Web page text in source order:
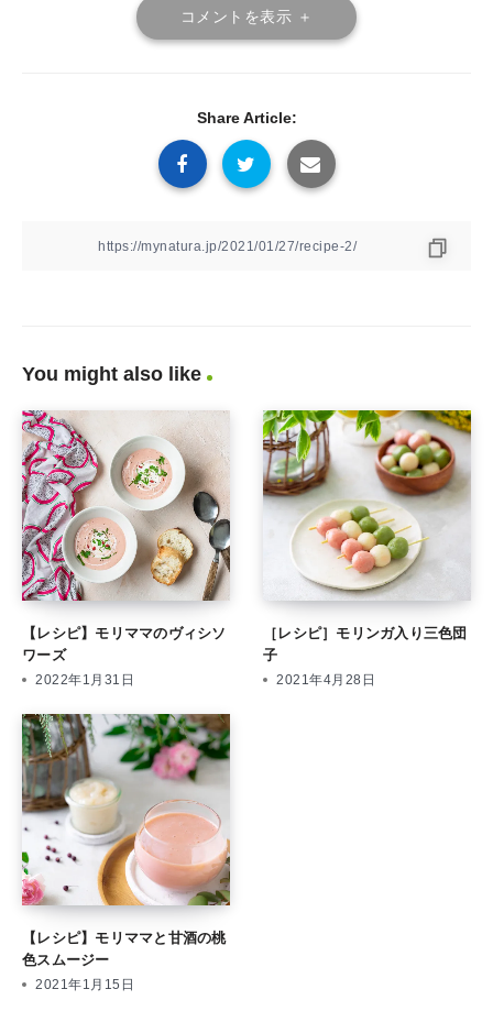
コメントを表示 ＋
Share Article:
You might also like
【レシピ】モリママのヴィシソ
ワーズ
2022年1月31日
［レシピ］モリンガ入り三色団
子
2021年4月28日
【レシピ】モリママと甘酒の桃
色スムージー
2021年1月15日